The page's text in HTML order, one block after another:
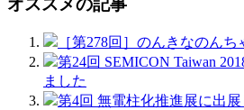
オススメの記事
［第278回］のんきなのんち
第24回 SEMICON Taiwan
ました
第4回 無電柱化推進展に出展